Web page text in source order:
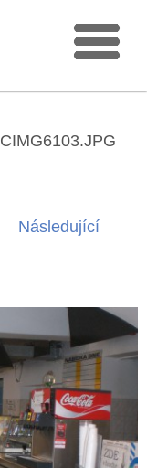
CIMG6103.JPG
Následující